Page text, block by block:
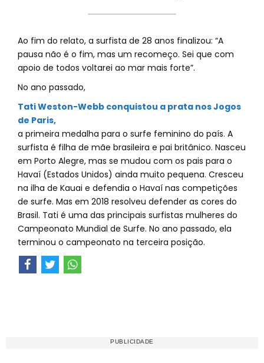
Ao fim do relato, a surfista de 28 anos finalizou: “A
pausa não é o fim, mas um recomeço. Sei que com
apoio de todos voltarei ao mar mais forte”.
No ano passado,
Tati Weston-Webb conquistou a prata nos Jogos
de Paris,
a primeira medalha para o surfe feminino do país. A
surfista é filha de mãe brasileira e pai britânico. Nasceu
em Porto Alegre, mas se mudou com os pais para o
Havaí (Estados Unidos) ainda muito pequena. Cresceu
na ilha de Kauai e defendia o Havaí nas competições
de surfe. Mas em 2018 resolveu defender as cores do
Brasil. Tati é uma das principais surfistas mulheres do
Campeonato Mundial de Surfe. No ano passado, ela
terminou o campeonato na terceira posição.